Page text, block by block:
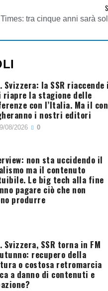
tra cinque anni sarà
Svizzera: la SSR riaccende
riapre la stagione delle
con l’Italia. Ma il
i nostri editori
08/2026 0
non sta uccidendo il
ma il contenuto
Le big tech alla fine
pagare ciò che non
produrre
Svizzera, SSR torna in FM
recupero della
o costosa retromarcia
a danno di contenuti e